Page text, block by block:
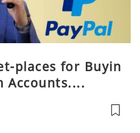
places for Buyin
Accounts....